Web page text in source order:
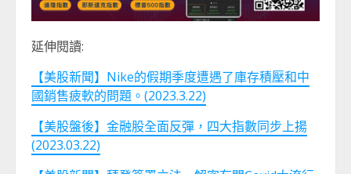
延伸閱讀:
【美股新聞】Nike的假期季度遭遇了庫存積壓和中
國銷售疲軟的問題。(2023.3.22)
【美股盤後】金融股全面反彈，四大指數同步上揚
(2023.03.22)